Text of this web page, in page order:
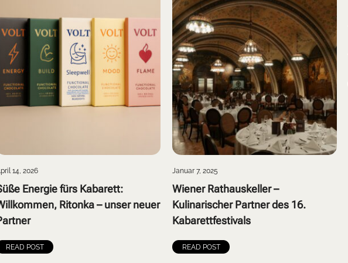
14, 2026
Energie fürs Kabarett:
Ritonka – unser neuer
READ POST
Januar 7, 2025
Wiener Rathauskeller –
Kulinarischer Partner des 16.
Kabarettfestivals
READ POST